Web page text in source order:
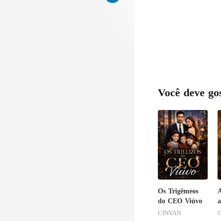
Você deve
Os Trigêmeos
do CEO Viúvo
CINVAN